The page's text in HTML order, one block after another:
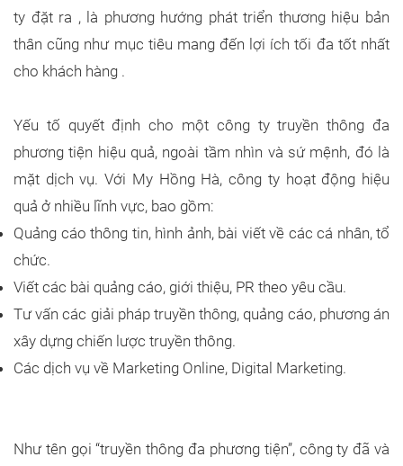
ty đặt ra , là phương hướng phát triển thương hiệu bản
thân cũng như mục tiêu mang đến lợi ích tối đa tốt nhất
cho khách hàng .
Yếu tố quyết định cho một công ty truyền thông đa
phương tiện hiệu quả, ngoài tầm nhìn và sứ mệnh, đó là
mặt dịch vụ. Với My Hồng Hà, công ty hoạt động hiệu
quả ở nhiều lĩnh vực, bao gồm:
Quảng cáo thông tin, hình ảnh, bài viết về các cá nhân, tổ
chức.
Viết các bài quảng cáo, giới thiệu, PR theo yêu cầu.
Tư vấn các giải pháp truyền thông, quảng cáo, phương án
xây dựng chiến lược truyền thông.
Các dịch vụ về Marketing Online, Digital Marketing.
Như tên gọi “truyền thông đa phương tiện”, công ty đã và